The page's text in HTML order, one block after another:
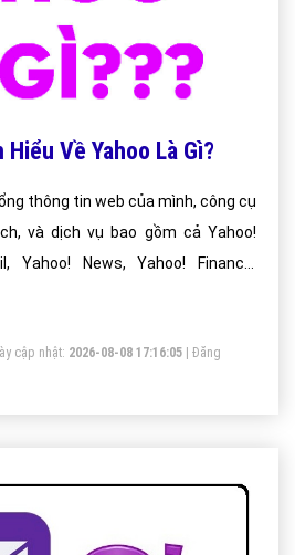
Hiểu Về Yahoo Là Gì?
thông tin web của mình, công cụ
và dịch vụ bao gồm cả Yahoo!
Yahoo! News, Yahoo! Finance,
cập nhật: 2026-08-08 17:16:05
Đăng